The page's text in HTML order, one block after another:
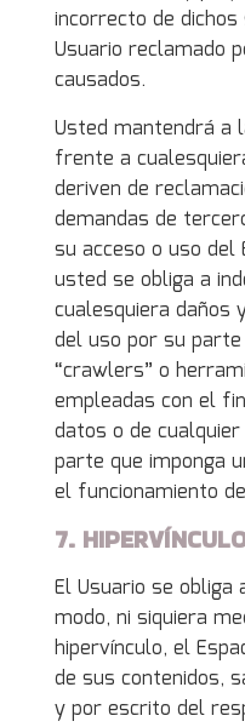
incorrecto de
Usuario reclamado
causados.
Usted mantendrá a
frente a
deriven de
demandas de
su acceso o uso del
usted se obliga a
cualesquiera daños
del uso por su parte
“crawlers” o
empleadas con el
datos o de
parte que imponga
el funcionamiento
7.
El Usuario se obliga
modo, ni siquiera
hipervínculo, el
de sus contenidos,
y por escrito del